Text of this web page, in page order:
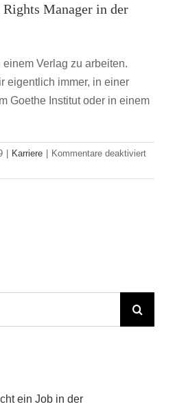
Manager in der
einem Verlag zu arbeiten.
eigentlich immer, in einer
Goethe Institut oder in einem
| Karriere | Kommentare deaktiviertfür
Jahr
ein Job in der